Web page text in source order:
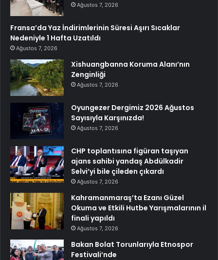
Ağustos 7, 2026
Fransa’da Yaz İndirimlerinin Süresi Aşırı Sıcaklar
Nedeniyle 1 Hafta Uzatıldı
Ağustos 7, 2026
Xishuangbanna Koruma Alanı’nın
Zenginliği
Ağustos 7, 2026
Oyungezer Dergimiz 2026 Ağustos
Sayısıyla Karşınızda!
Ağustos 7, 2026
CHP toplantısına figüran taşıyan
ajans sahibi yandaş Abdülkadir
Selvi’yi bile çileden çıkardı
Ağustos 7, 2026
Kahramanmaraş’ta Ezanı Güzel
Okuma ve Etkili Hutbe Yarışmalarının il
finali yapıldı
Ağustos 7, 2026
Bakan Bolat Torunlarıyla Etnospor
Festivali’nde